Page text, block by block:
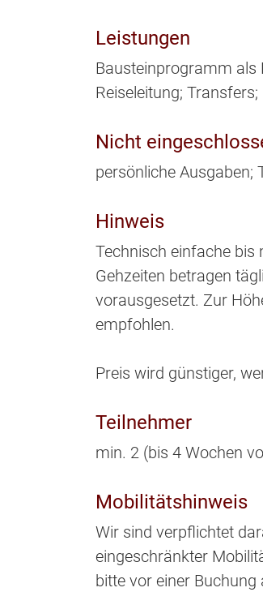
Leistungen
Bausteinprogramm als
Reiseleitung;
Nicht
persönliche Ausgaben;
Hinweis
Technisch einfache
Gehzeiten betragen
vorausgesetzt. Zur
empfohlen.
Preis wird günstiger,
Teilnehmer
min. 2 (bis 4 Wochen
Mobilitätshinweis
Wir sind verpflichtet
eingeschränkter
bitte vor einer Buchung